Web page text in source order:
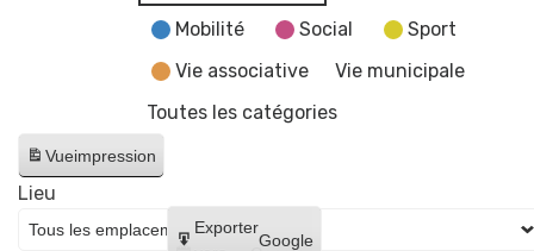
Mobilité
Social
Sport
Vie associative
Vie municipale
Toutes les catégories
Vueimpression
Créer
Exporter
Google
Lieu